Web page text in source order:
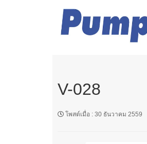
V-028
โพสต์เมื่อ : 30 ธันวาคม 2559